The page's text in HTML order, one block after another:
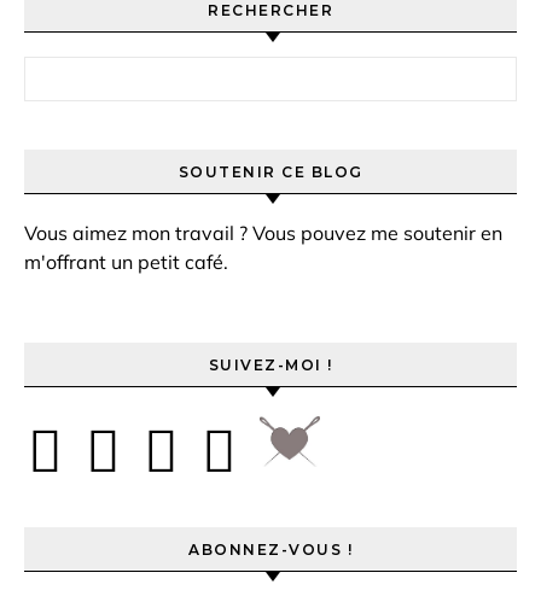
RECHERCHER
SOUTENIR CE BLOG
Vous aimez mon travail ? Vous pouvez me soutenir en
m'offrant un petit café.
SUIVEZ-MOI !
ABONNEZ-VOUS !